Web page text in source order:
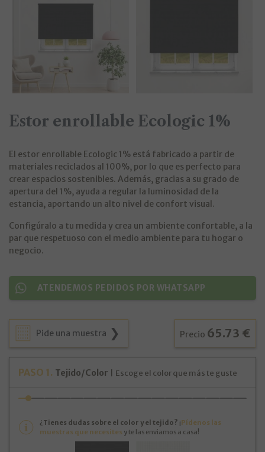
Estor enrollable Ecologic 1%
El estor enrollable Ecologic 1% está fabricado a partir de
materiales reciclados al 100%, por lo que es perfecto para
crear espacios sostenibles. Además, gracias a su grado de
apertura del 1%, ayuda a regular la luminosidad de la
estancia, aportando un alto nivel de confort visual.
Configúralo a tu medida y crea un ambiente confortable, a la
par que respetuoso con el medio ambiente para tu hogar o
negocio.
ATENDEMOS PEDIDOS POR WHATSAPP
Pide una muestra Precio 65.73 €
PASO 1 . Tejido/Color Escoge el color que más te guste
¿Tienes dudas sobre el color y el tejido? ¡Pídenos las
muestras que necesites y te las enviamos a casa!